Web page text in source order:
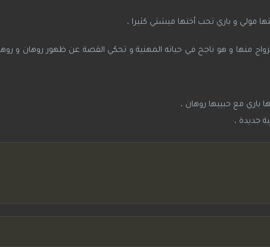
مولي و باري تحب أختها ميشتي كثيرا ،
منها و هو ناجح في حياته المهنية و تحكي القصة عن ظهور روهان و
مع حبيبها روهان ،
جديدة ،